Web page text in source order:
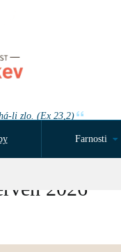
li zlo. (Ex 23,2)
Farnosti
2026